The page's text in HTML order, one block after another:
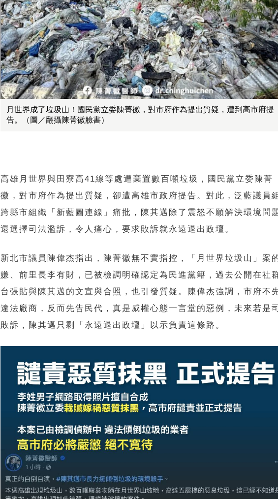
月世界成了垃圾山！國民黨立委陳菁徽，對市府作為提出質疑，遭到高市府提
告。（圖／翻攝陳菁徽臉書）
高雄月世界與田寮高41線等處遭棄置數百噸垃圾，國民黨立委陳菁
徽，對市府作為提出質疑，卻遭高雄市政府提告。對此，泛藍議員
跨縣市組織「新藍圖連線」痛批，陳其邁除了震怒不願解決環境問
還選擇司法濫訴，令人痛心，要求敗訴就永遠退出政壇。
新北市議員陳偉杰指出，陳菁徽無不實指控，「月世界垃圾山」案
嫌、前里長李有財，已被檢調明確認定為民進黨籍，過去公開在社
台張貼與陳其邁的文宣與合照，也引發質疑。陳偉杰強調，市府不
違法廠商，反而先告民代，真是威權心態一言堂的惡例，未來若是
敗訴，陳其邁只剩「永遠退出政壇」以示負責這條路。